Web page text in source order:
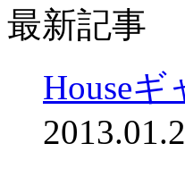
最新記事
Houseギ